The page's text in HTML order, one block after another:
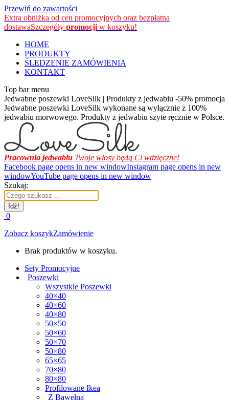
Przewiń do zawartości
Extra obniżka od cen promocyjnych oraz bezpłatna
dostawaSzczegóły promocji w koszyku!
HOME
PRODUKTY
ŚLEDZENIE ZAMÓWIENIA
KONTAKT
Top bar menu
Jedwabne poszewki LoveSilk | Produkty z jedwabiu -50% promocja
Jedwabne poszewki LoveSilk wykonane są wyłącznie z 100%
jedwabiu morwowego. Produkty z jedwabiu szyte ręcznie w Polsce.
Pracownia jedwabiu Twoje włosy będą Ci wdzięczne!
Facebook page opens in new windowInstagram page opens in new
windowYouTube page opens in new window
Szukaj:
0
Zobacz koszykZamówienie
Brak produktów w koszyku.
Sety Promocyjne
Poszewki
Wszystkie Poszewki
40×40
40×60
40×80
50×50
50×60
50×70
50×80
65×65
70×80
80×80
Profilowane Ikea
Z Bawełną